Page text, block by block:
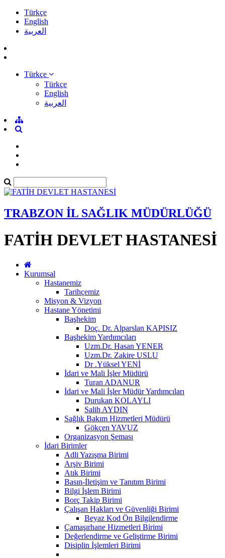
Türkçe
English
العربية
Türkçe
Türkçe
English
العربية
TRABZON İL SAĞLIK MÜDÜRLÜĞÜ
FATİH DEVLET HASTANESİ
Kurumsal
Hastanemiz
Tarihçemiz
Misyon & Vizyon
Hastane Yönetimi
Başhekim
Doç. Dr. Alparslan KAPISIZ
Başhekim Yardımcıları
Uzm.Dr. Hasan YENER
Uzm.Dr. Zakire USLU
Dr .Yüksel YENİ
İdari ve Mali İşler Müdürü
Turan ADANUR
İdari ve Mali İşler Müdür Yardımcıları
Durukan KOLAYLI
Salih AYDIN
Sağlık Bakım Hizmetleri Müdürü
Gökçen YAVUZ
Organizasyon Şeması
İdari Birimler
Adli Yazışma Birimi
Arşiv Birimi
Atık Birimi
Basın-İletişim ve Tanıtım Birimi
Bilgi İşlem Birimi
Borç Takip Birimi
Çalışan Hakları ve Güvenliği Birimi
Beyaz Kod Ön Bilgilendirme
Çamaşırhane Hizmetleri Birimi
Değerlendirme ve Geliştirme Birimi
Disiplin İşlemleri Birimi